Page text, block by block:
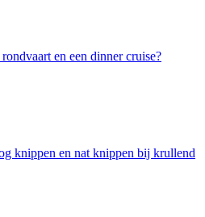
en een dinner cruise?
knippen en nat knippen bij krullend